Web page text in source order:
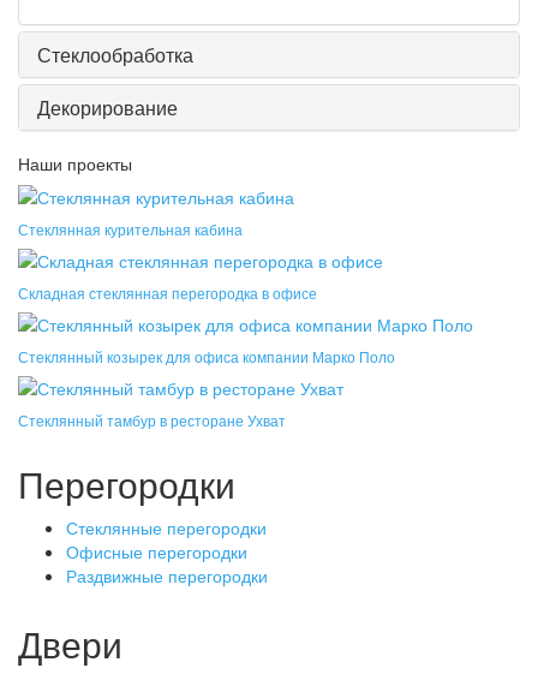
Стеклообработка
Декорирование
Наши проекты
Стеклянная курительная кабина
Складная стеклянная перегородка в офисе
Стеклянный козырек для офиса компании Марко Поло
Стеклянный тамбур в ресторане Ухват
Перегородки
Стеклянные перегородки
Офисные перегородки
Раздвижные перегородки
Двери